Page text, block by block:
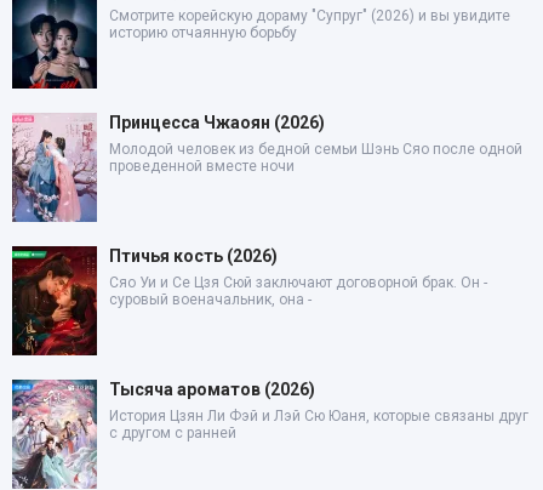
Смотрите корейскую дораму "Супруг" (2026) и вы увидите
историю отчаянную борьбу
Принцесса Чжаоян (2026)
Молодой человек из бедной семьи Шэнь Сяо после одной
проведенной вместе ночи
Птичья кость (2026)
Сяо Уи и Се Цзя Сюй заключают договорной брак. Он -
суровый военачальник, она -
Тысяча ароматов (2026)
История Цзян Ли Фэй и Лэй Сю Юаня, которые связаны друг
с другом с ранней